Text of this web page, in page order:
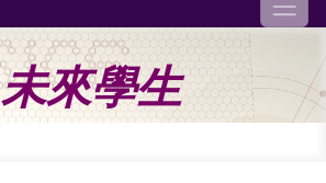
未來學生